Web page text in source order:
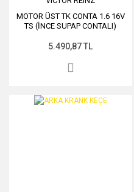
MOTOR ÜST TK CONTA 1.6 16V
TS (İNCE SUPAP CONTALI)
5.490,87 TL